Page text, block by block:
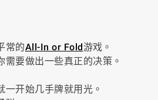
常的All-In or Fold游戏。
需要做出一些真正的决策。
一开始几手牌就用光。